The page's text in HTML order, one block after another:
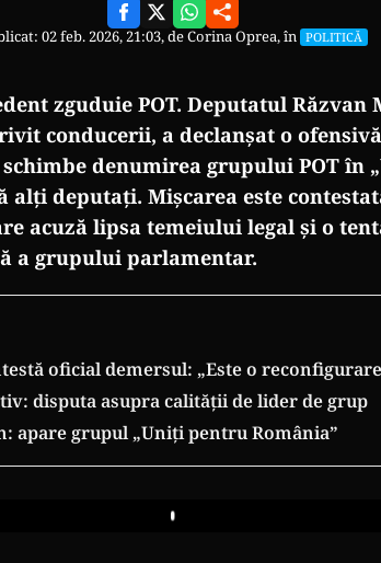
02 feb. 2026, 21:03, deCorina Oprea, în POLITICĂ
zguduie POT. Deputatul Răzvan
conducerii, a declanșat o
denumirea grupului POT în
alți deputați. Mișcarea este
acuză lipsa temeiului legal și o
a grupului parlamentar.
oficial demersul: „Este o
disputa asupra calității de lider de grup
apare grupul „Uniți pentru România”
Play